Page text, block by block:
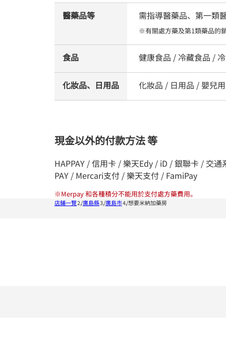
醫藥品等 需指導醫藥品、第一類
※有關處方藥及第1類藥品的
食品 健康食品 / 冷藏食品 /
化妝品、日用品 化妝品 / 日用品 / 嬰兒
現金以外的付款方法 等
HAPPAY / 信用卡 / 樂天Edy / iD / 銀聯卡 / 交
PAY / Mercari支付 / 樂天支付 / FamiPay
※Merpay 和各種積分不能用於支付處方藥費用。
店鋪一覽 廣島縣 廣島市 想要米納加藥房